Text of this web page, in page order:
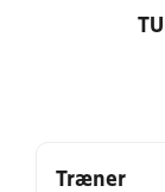
Træner